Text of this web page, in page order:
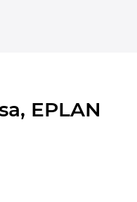
EPLAN